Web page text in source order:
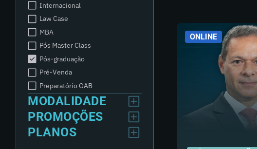
Internacional
Law Case
MBA
Pós Master Class
Pós-graduação
Pré-Venda
Preparatório OAB
MODALIDADE
PROMOÇÕES
PLANOS
ONLINE